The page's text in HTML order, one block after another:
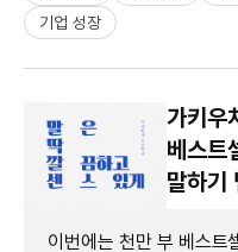
기업 성장
가키우
베스트
말하기
이번에는 천만 부 베스트